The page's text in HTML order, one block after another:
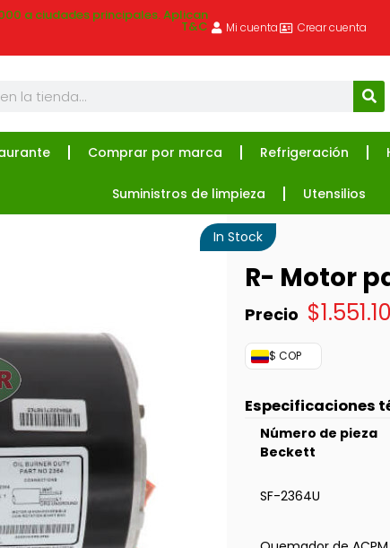
a ciudades principales. Aplican
T&C Mi cuenta Crear cuenta
Comprar por marca Refrigeración
Suministros de limpieza Utensilios
R- Motor
$
$ COP
In Stock
Especificaciones
Número de pieza
Beckett
SF-2364U